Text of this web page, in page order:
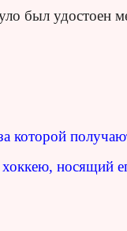
был удостоен
которой
носящий